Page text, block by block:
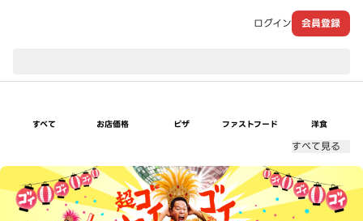
ログイン 会員登録
すべて お店価格 ピザ ファストフード 洋食
すべて見る
超ゴイゴイヤスー夏祭